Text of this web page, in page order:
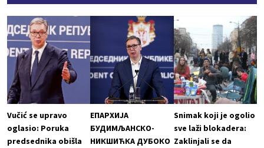
Vučić se upravo
oglasio: Poruka
predsednika obišla
ЕПАРХИЈА
БУДИМЉАНСКО-
НИКШИЋКА ДУБОКО
Snimak koji je ogolio
sve laži blokadera:
Zaklinjali se da